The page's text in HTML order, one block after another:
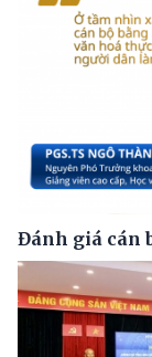
Đánh giá cán